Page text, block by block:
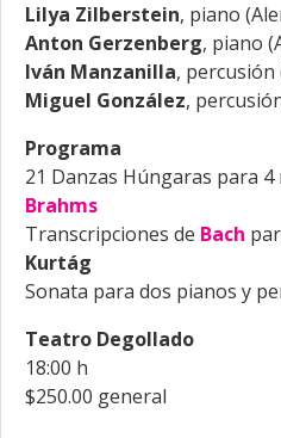
Lilya Zilberstein, piano
Anton Gerzenberg, piano
Iván Manzanilla, percusión
Miguel González,
Programa
21 Danzas Húngaras para 4
Brahms
Transcripciones de Bach
Kurtág
Sonata para dos pianos y
Teatro Degollado
18:00 h
$250.00 general